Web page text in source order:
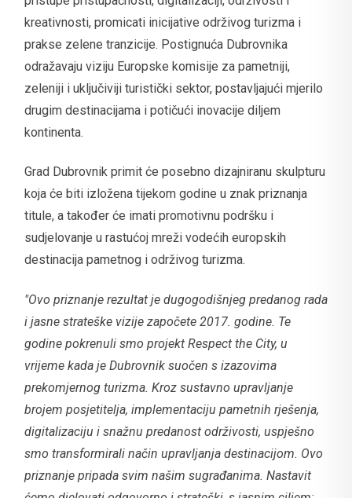
kreativnosti, promicati inicijative održivog turizma i
prakse zelene tranzicije. Postignuća Dubrovnika
odražavaju viziju Europske komisije za pametniji,
zeleniji i uključiviji turistički sektor, postavljajući mjerilo
drugim destinacijama i potičući inovacije diljem
kontinenta.
Grad Dubrovnik primit će posebno dizajniranu skulpturu
koja će biti izložena tijekom godine u znak priznanja
titule, a također će imati promotivnu podršku i
sudjelovanje u rastućoj mreži vodećih europskih
destinacija pametnog i održivog turizma.
"Ovo priznanje rezultat je dugogodišnjeg predanog rada
i jasne strateške vizije započete 2017. godine. Te
godine pokrenuli smo projekt Respect the City, u
vrijeme kada je Dubrovnik suočen s izazovima
prekomjernog turizma. Kroz sustavno upravljanje
brojem posjetitelja, implementaciju pametnih rješenja,
digitalizaciju i snažnu predanost održivosti, uspješno
smo transformirali način upravljanja destinacijom. Ovo
priznanje pripada svim našim sugrađanima. Nastavit